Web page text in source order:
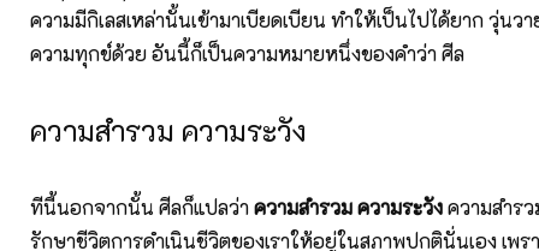
ความมีกิเลสเหล่านั้นเข้ามาเบียดเบียน ทำให้เป็นไปได้ยาก วุ่นว
ความทุกข์ด้วย อันนี้ก็เป็นความหมายหนึ่งของคำว่า ศีล
ความสำรวม ความระวัง
ทีนี้นอกจากนั้น ศีลก็แปลว่าความสำรวม ความระวังความสำร
รักษาชีวิตการดำเนินชีวิตของเราให้อยู่ในสภาพปกตินั่นเอง เพ